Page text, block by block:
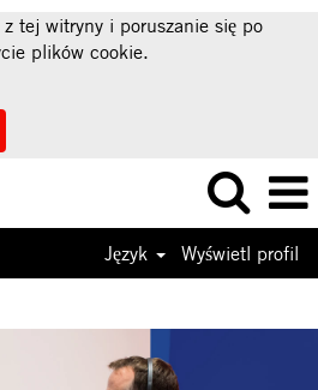
tej witryny i poruszanie się po
plików cookie.
Język Wyświetl profil